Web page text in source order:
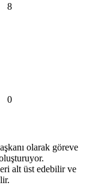
8
0
olarak göreve
alt üst edebilir ve